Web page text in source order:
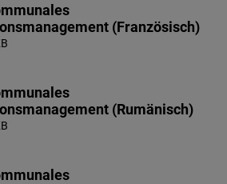
(Französisch)
(Rumänisch)